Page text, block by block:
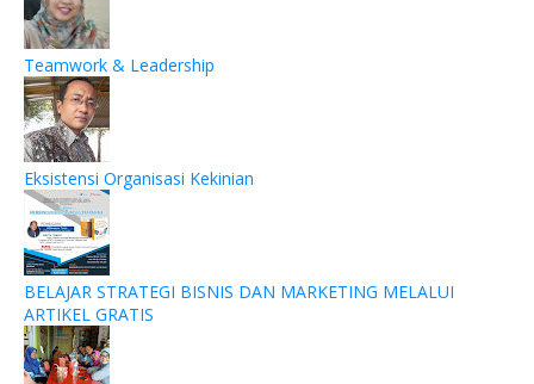
Teamwork & Leadership
Eksistensi Organisasi Kekinian
BELAJAR STRATEGI BISNIS DAN MARKETING MELALUI
ARTIKEL GRATIS